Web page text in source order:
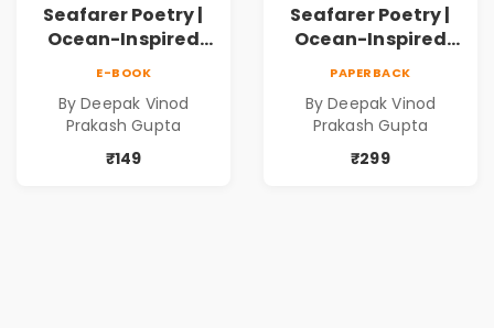
Seafarer Poetry |
Ocean-Inspired
Contemporary
E-BOOK
By Deepak Vinod
Prakash Gupta
₹149
Seafarer Poetry |
Ocean-Inspired
Contemporary
PAPERBACK
By Deepak Vinod
Prakash Gupta
₹299